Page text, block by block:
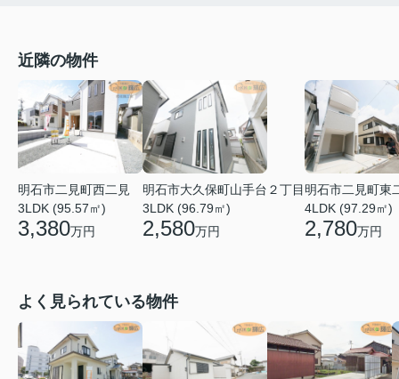
近隣の物件
明石市二見町西二見
3LDK (95.57㎡)
3,380万円
明石市大久保町山手台２丁目
3LDK (96.79㎡)
2,580万円
明石市二見町東
4LDK (97.29㎡)
2,780万円
よく見られている物件